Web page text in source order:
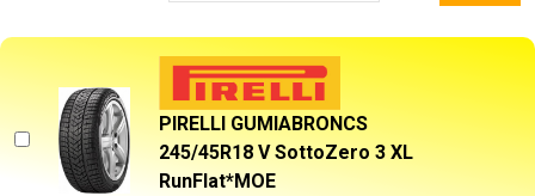
PIRELLI GUMIABRONCS
245/45R18 V SottoZero 3 XL
RunFlat*MOE